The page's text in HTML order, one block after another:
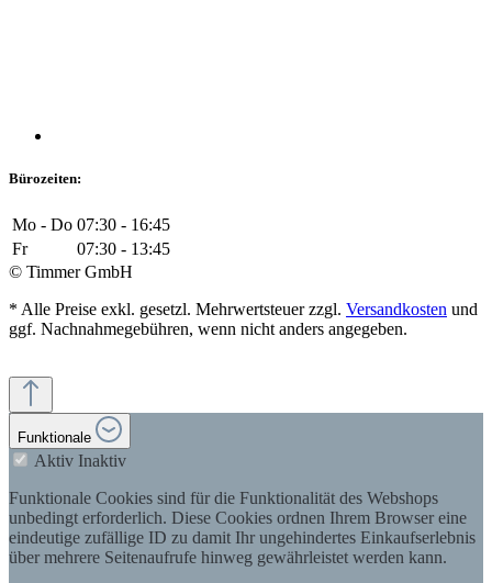
Bürozeiten:
Mo - Do 07:30 - 16:45
Fr
07:30 - 13:45
© Timmer GmbH
* Alle Preise exkl. gesetzl. Mehrwertsteuer zzgl. Versandkosten und
ggf. Nachnahmegebühren, wenn nicht anders angegeben.
Funktionale
Aktiv Inaktiv
Funktionale Cookies sind für die Funktionalität des Webshops
unbedingt erforderlich. Diese Cookies ordnen Ihrem Browser eine
eindeutige zufällige ID zu damit Ihr ungehindertes Einkaufserlebnis
über mehrere Seitenaufrufe hinweg gewährleistet werden kann.